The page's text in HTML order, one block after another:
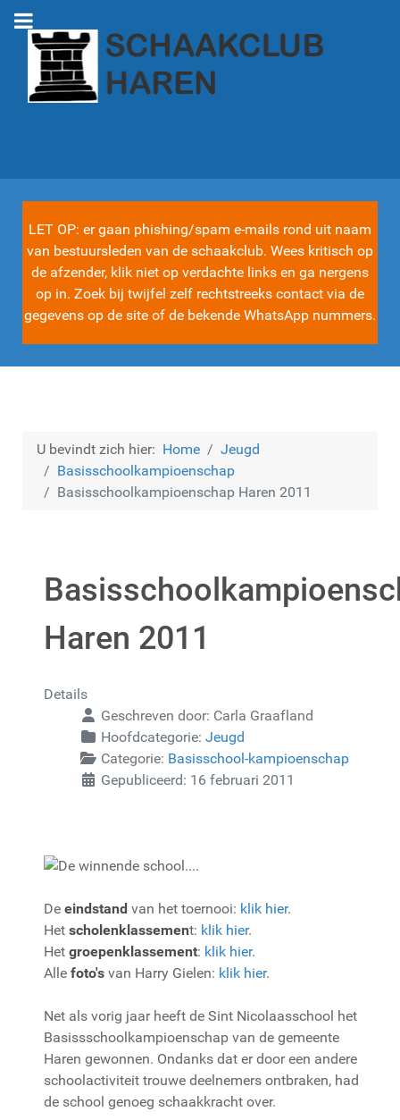
LET OP: er gaan phishing/spam e-mails rond uit naam
van bestuursleden van de schaakclub. Wees kritisch op
de afzender, klik niet op verdachte links en ga nergens
op in. Zoek bij twijfel zelf rechtstreeks contact via de
gegevens op de site of de bekende WhatsApp nummers.
U bevindt zich hier: Home
Jeugd
Basisschoolkampioenschap
Basisschoolkampioenschap Haren 2011
Haren 2011
Details
Geschreven door: Carla Graafland
Hoofdcategorie: Jeugd
Categorie: Basisschool-kampioenschap
Gepubliceerd: 16 februari 2011
De eindstand van het toernooi: klik hier.
Het scholenklassement: klik hier.
Het groepenklassement: klik hier.
Alle foto's van Harry Gielen: klik hier.
Net als vorig jaar heeft de Sint Nicolaasschool het
Basissschoolkampioenschap van de gemeente
Haren gewonnen. Ondanks dat er door een andere
schoolactiviteit trouwe deelnemers ontbraken, had
de school genoeg schaakkracht over.